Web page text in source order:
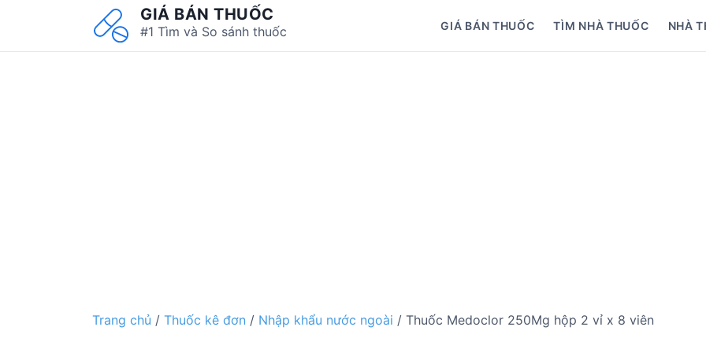
GIÁ BÁN THUỐC
#1 Tìm và So sánh thuốc GIÁ BÁN THUỐC TÌM NHÀ THUỐC NHÀ
Trang chủ / Thuốc kê đơn / Nhập khẩu nước ngoài / Thuốc Medoclor 250Mg hộp 2 vỉ x 8 viên